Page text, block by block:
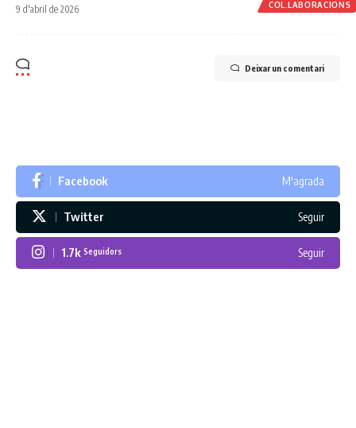
COL.LABORACIONS
9 d'abril de 2026
Deixar un comentari
Facebook M'agrada
Twitter Seguir
1.7k Seguidors Seguir